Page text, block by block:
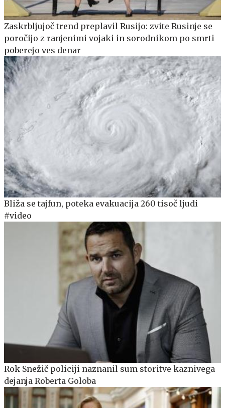
Zaskrbljujoč trend preplavil Rusijo: zvite Rusinje se
poročijo z ranjenimi vojaki in sorodnikom po smrti
poberejo ves denar
Bliža se tajfun, poteka evakuacija 260 tisoč ljudi
#video
Rok Snežič policiji naznanil sum storitve kaznivega
dejanja Roberta Goloba